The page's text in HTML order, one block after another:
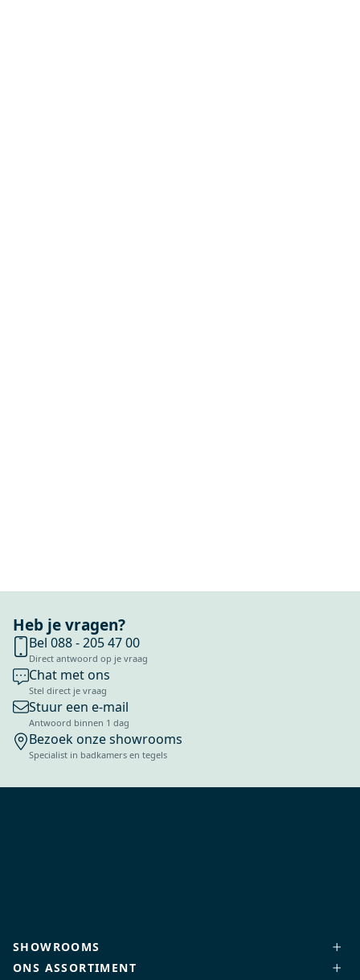
Heb je vragen?
Bel 088 - 205 47 00
Direct antwoord op je vraag
Chat met ons
Stel direct je vraag
Stuur een e-mail
Antwoord binnen 1 dag
Bezoek onze showrooms
Specialist in badkamers en tegels
SHOWROOMS
ONS ASSORTIMENT